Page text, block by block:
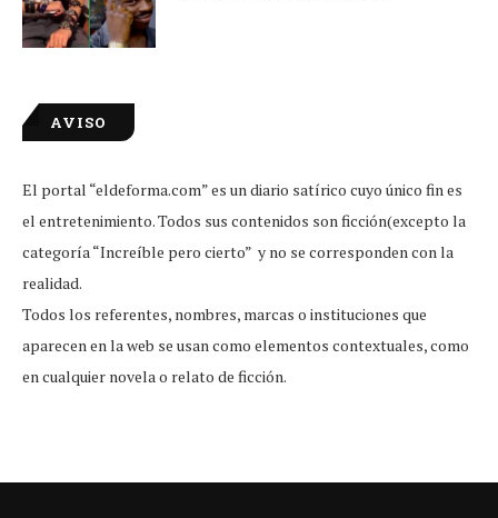
AVISO
El portal “eldeforma.com” es un diario satírico cuyo único fin es
el entretenimiento. Todos sus contenidos son ficción(excepto la
categoría “Increíble pero cierto” y no se corresponden con la
realidad.
Todos los referentes, nombres, marcas o instituciones que
aparecen en la web se usan como elementos contextuales, como
en cualquier novela o relato de ficción.